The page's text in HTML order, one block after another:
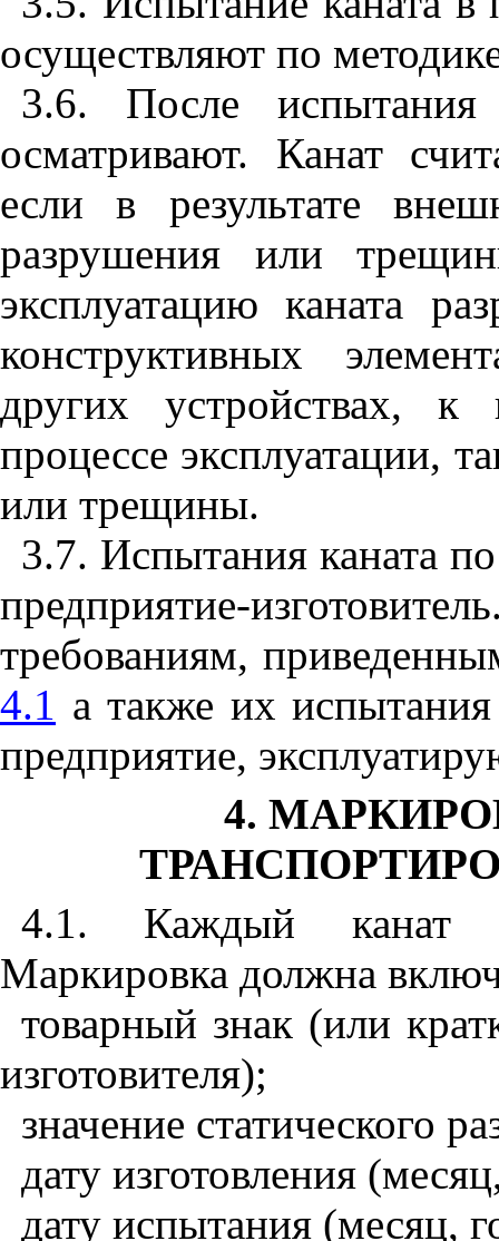
осуществляют по
3.6. После
осматривают. Канат
если в результате
разрушения или
эксплуатацию каната
конструктивных
других устройствах,
процессе эксплуатации,
или трещины.
3.7. Испытания каната
предприятие-
требованиям,
4.1 а также их
предприятие,
4.
4.1. Каждый канат
Маркировка должна
товарный знак (или
изготовителя);
значение статического
дату изготовления
дату испытания (месяц,